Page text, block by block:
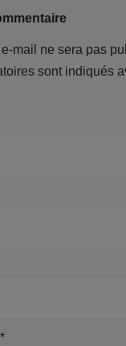
mail ne sera pas
sont indiqués
*